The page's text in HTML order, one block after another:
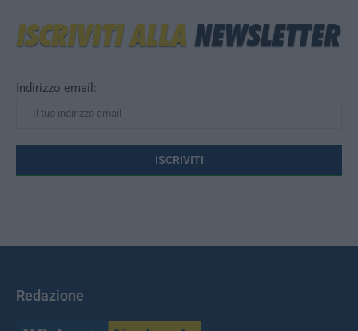
Indirizzo email:
Redazione